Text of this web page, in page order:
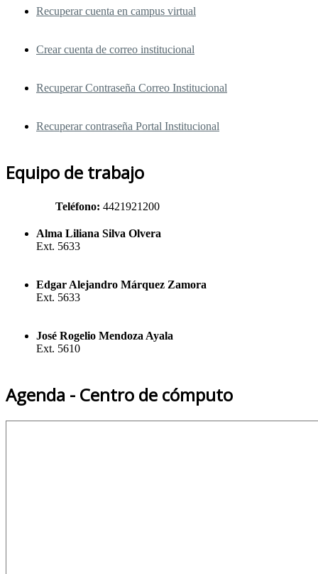
Recuperar cuenta en campus virtual
Crear cuenta de correo institucional
Recuperar Contraseña Correo Institucional
Recuperar contraseña Portal Institucional
Equipo de trabajo
Teléfono: 4421921200
Alma Liliana Silva Olvera
Ext. 5633
Edgar Alejandro Márquez Zamora
Ext. 5633
José Rogelio Mendoza Ayala
Ext. 5610
Agenda - Centro de cómputo